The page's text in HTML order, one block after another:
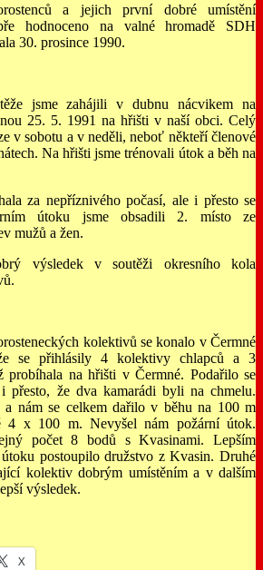
a jejich první dobré umístění
hodnoceno na valné hromadě SDH
30. prosince 1990.
jsme zahájili v dubnu nácvikem na
25. 5. 1991 na hřišti v naší obci. Celý
v sobotu a v neděli, neboť někteří členové
Na hřišti jsme trénovali útok a běh na
za nepříznivého počasí, ale i přesto se
útoku jsme obsadili 2. místo ze
mužů a žen.
výsledek v soutěži okresního kola
kolektivů se konalo v Čermné
se přihlásily 4 kolektivy chlapců a 3
probíhala na hřišti v Čermné. Podařilo se
přesto, že dva kamarádi byli na chmelu.
a nám se celkem dařilo v běhu na 100 m
4 x 100 m. Nevyšel nám požární útok.
počet 8 bodů s Kvasinami. Lepším
postoupilo družstvo z Kvasin. Druhé
kolektiv dobrým umístěním a v dalším
výsledek.
X